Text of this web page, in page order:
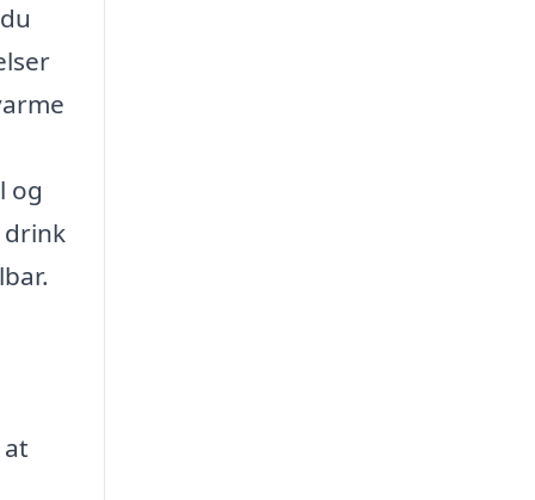
og
drink